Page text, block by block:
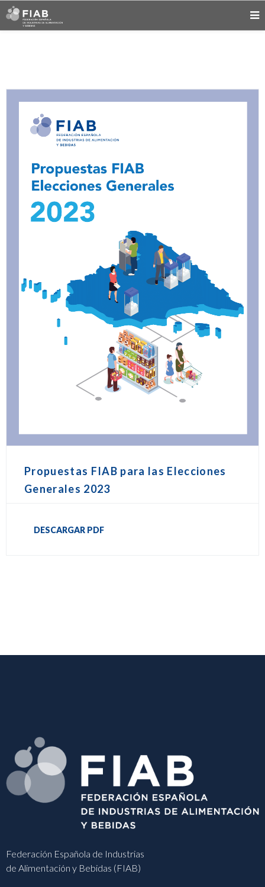
Propuestas FIAB para las Elecciones
Generales 2023
DESCARGAR PDF
Federación Española de Industrias
de Alimentación y Bebidas (FIAB)